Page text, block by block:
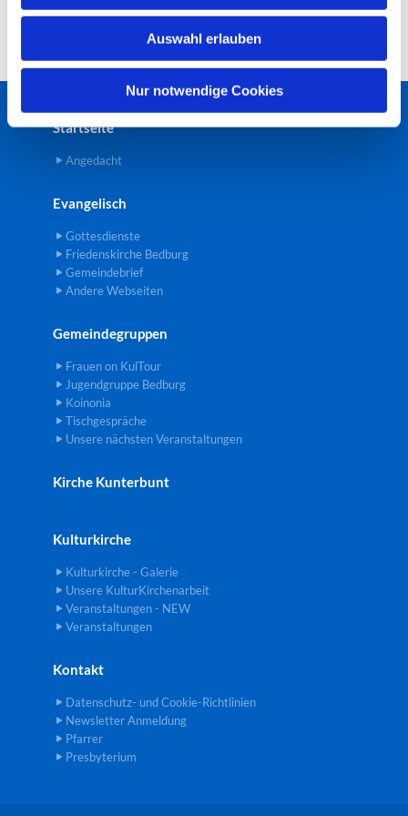
l
Auswahl erlauben
Nur notwendige Cookies
Startseite
Angedacht
Evangelisch
Gottesdienste
Friedenskirche Bedburg
Gemeindebrief
Andere Webseiten
Gemeindegruppen
Frauen on KulTour
Jugendgruppe Bedburg
Koinonia
Tischgespräche
Unsere nächsten Veranstaltungen
Kirche Kunterbunt
Kulturkirche
Kulturkirche - Galerie
Unsere KulturKirchenarbeit
Veranstaltungen - NEW
Veranstaltungen
Kontakt
Datenschutz- und Cookie-Richtlinien
Newsletter Anmeldung
Pfarrer
Presbyterium